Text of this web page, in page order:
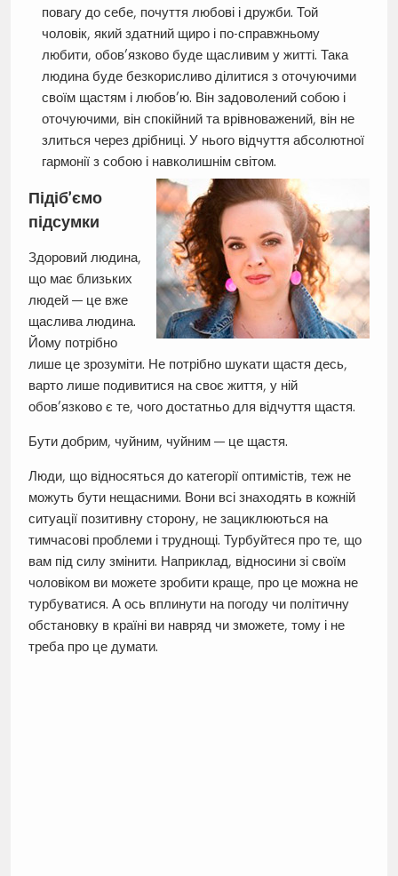
повагу до себе, почуття любові і дружби. Той
чоловік, який здатний щиро і по-справжньому
любити, обов’язково буде щасливим у житті. Така
людина буде безкорисливо ділитися з оточуючими
своїм щастям і любов’ю. Він задоволений собою і
оточуючими, він спокійний та врівноважений, він не
злиться через дрібниці. У нього відчуття абсолютної
гармонії з собою і навколишнім світом.
Підіб’ємо
підсумки
Здоровий людина,
що має близьких
людей — це вже
щаслива людина.
Йому потрібно
лише це зрозуміти. Не потрібно шукати щастя десь,
варто лише подивитися на своє життя, у ній
обов’язково є те, чого достатньо для відчуття щастя.
Бути добрим, чуйним, чуйним — це щастя.
Люди, що відносяться до категорії оптимістів, теж не
можуть бути нещасними. Вони всі знаходять в кожній
ситуації позитивну сторону, не зациклюються на
тимчасові проблеми і труднощі. Турбуйтеся про те, що
вам під силу змінити. Наприклад, відносини зі своїм
чоловіком ви можете зробити краще, про це можна не
турбуватися. А ось вплинути на погоду чи політичну
обстановку в країні ви навряд чи зможете, тому і не
треба про це думати.